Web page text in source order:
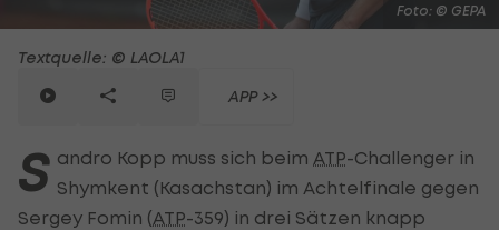
Foto: © GEPA
Textquelle: © LAOLA1
APP >>
S andro Kopp muss sich beim ATP-Challenger in
Shymkent (Kasachstan) im Achtelfinale gegen
Sergey Fomin (ATP-359) in drei Sätzen knapp